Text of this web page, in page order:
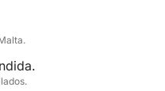
descubrir las
un día inolvidable.